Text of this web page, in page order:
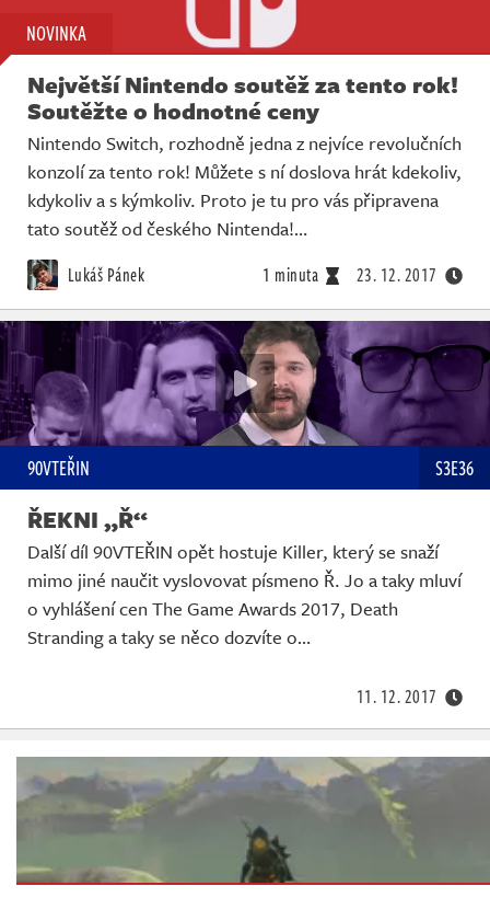
NOVINKA
Největší Nintendo soutěž za tento rok!
Soutěžte o hodnotné ceny
Nintendo Switch, rozhodně jedna z nejvíce revolučních
konzolí za tento rok! Můžete s ní doslova hrát kdekoliv,
kdykoliv a s kýmkoliv. Proto je tu pro vás připravena
tato soutěž od českého Nintenda!…
Lukáš Pánek 1 minuta 23. 12. 2017
90VTEŘIN S3E36
ŘEKNI „Ř“
Další díl 90VTEŘIN opět hostuje Killer, který se snaží
mimo jiné naučit vyslovovat písmeno Ř. Jo a taky mluví
o vyhlášení cen The Game Awards 2017, Death
Stranding a taky se něco dozvíte o…
11. 12. 2017